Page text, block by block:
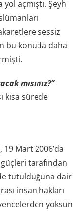
açmıştı. Şeyh
sessiz
bu konuda daha
mısınız?”
kısa sürede
Mart 2006’da
güçleri tarafından
tutulduğuna dair
insan hakları
yoksun